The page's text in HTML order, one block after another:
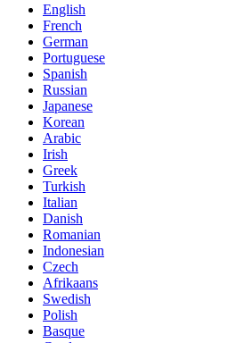
English
French
German
Portuguese
Spanish
Russian
Japanese
Korean
Arabic
Irish
Greek
Turkish
Italian
Danish
Romanian
Indonesian
Czech
Afrikaans
Swedish
Polish
Basque